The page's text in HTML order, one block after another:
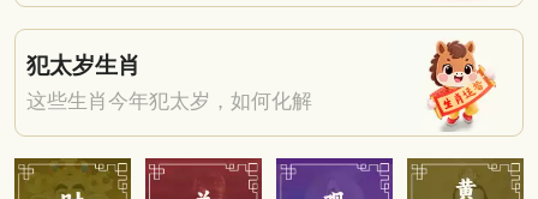
犯太岁生肖
这些生肖今年犯太岁，如何化解